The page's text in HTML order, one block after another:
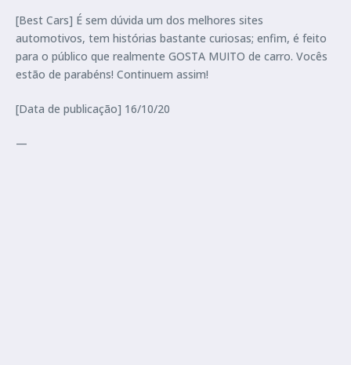
[Best Cars] É sem dúvida um dos melhores sites
automotivos, tem histórias bastante curiosas; enfim, é feito
para o público que realmente GOSTA MUITO de carro. Vocês
estão de parabéns! Continuem assim!
[Data de publicação] 16/10/20
—